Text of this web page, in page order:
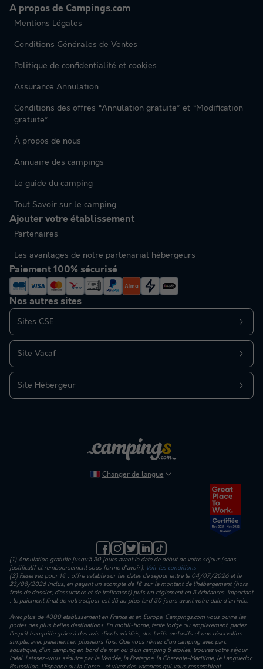
Nos autres sites
Sites CSE
Site Vacaf
Site Hébergeur
A propos de Campings.com
Mentions Légales
Conditions Générales de Ventes
Politique de confidentialité et cookies
Assurance Annulation
Conditions des offres “Annulation gratuite” et “Modification
gratuite”
À propos de nous
Annuaire des campings
Le guide du camping
Tout Savoir sur le camping
Ajouter votre établissement
Partenaires
Les avantages de notre partenariat hébergeurs
Paiement 100% sécurisé
Changer de langue
(1) Annulation gratuite jusqu’à 30 jours avant la date de début de votre séjour (sans
justificatif et remboursement sous forme d'avoir). Voir les conditions
(2) Réservez pour 1€ : offre valable sur les dates de séjour entre le 04/07/2026 et le
23/08/2026 inclus, en payant un acompte de 1€ sur le montant de l’hébergement (hors
frais de dossier, d’assurance et de traitement) puis un règlement en 3 échéances. Important
: le paiement final de votre séjour est dû au plus tard 30 jours avant votre date d'arrivée.
Avec plus de 4000 établissement en France et en Europe, Campings.com vous ouvre les
portes des plus belles destinations. En mobil-home, tente lodge ou emplacement, partez
l’esprit tranquille grâce à des avis clients vérifiés, des tarifs exclusifs et une réservation
simple, avec paiement en plusieurs fois. Que vous rêviez d’un camping avec parc
aquatique, d’un camping en bord de mer ou d’un camping 5 étoiles, trouvez votre séjour
idéal. Laissez-vous séduire par la Vendée, la Bretagne, la Charente-Maritime, le Languedoc
Roussillon, l’Espagne ou la Corse… et vivez des vacances qui vous ressemblent.